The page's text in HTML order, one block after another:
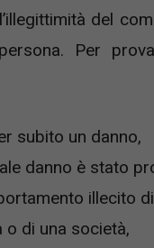
del
Per
subito un danno,
danno è stato
illecito
o di una società,